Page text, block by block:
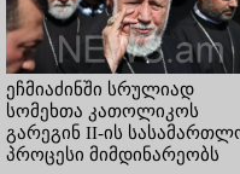
ეჩმიაძინში სრულიად
სომეხთა კათოლიკოს
გარეგინ II-ის
პროცესი მიმდინარეობს